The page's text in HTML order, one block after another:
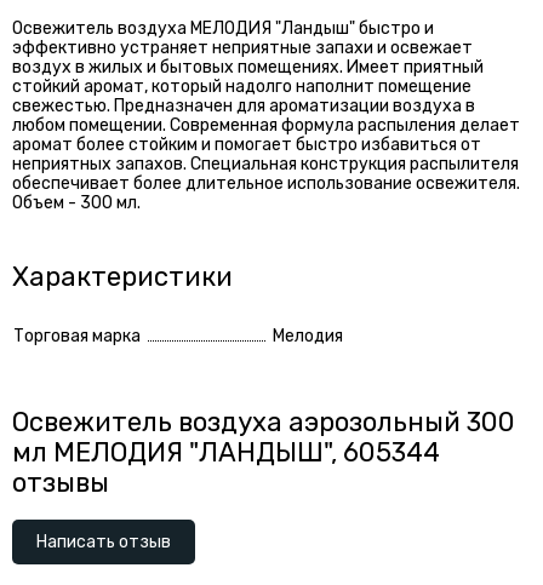
Освежитель воздуха МЕЛОДИЯ "Ландыш" быстро и
эффективно устраняет неприятные запахи и освежает
воздух в жилых и бытовых помещениях. Имеет приятный
стойкий аромат, который надолго наполнит помещение
свежестью. Предназначен для ароматизации воздуха в
любом помещении. Современная формула распыления делает
аромат более стойким и помогает быстро избавиться от
неприятных запахов. Специальная конструкция распылителя
обеспечивает более длительное использование освежителя.
Объем - 300 мл.
Характеристики
Торговая марка Мелодия
Освежитель воздуха аэрозольный 300
мл МЕЛОДИЯ "ЛАНДЫШ", 605344
отзывы
Написать отзыв